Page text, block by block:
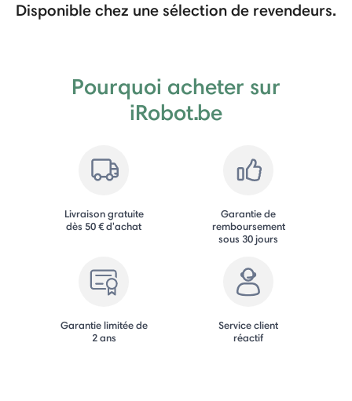
Disponible chez une sélection de revendeurs.
Pourquoi acheter sur
iRobot.be
Livraison gratuite
dès 50 € d'achat
Garantie de
remboursement
sous 30 jours
Garantie limitée de
2 ans
Service client
réactif